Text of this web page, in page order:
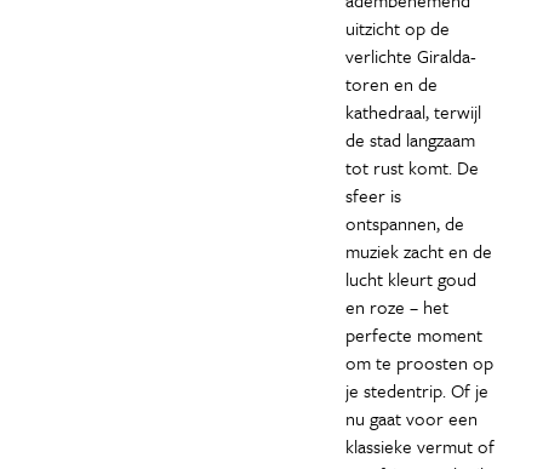
uitzicht op de
verlichte Giralda-
toren en de
kathedraal, terwijl
de stad langzaam
tot rust komt. De
sfeer is
ontspannen, de
muziek zacht en de
lucht kleurt goud
en roze – het
perfecte moment
om te proosten op
je stedentrip. Of je
nu gaat voor een
klassieke vermut of